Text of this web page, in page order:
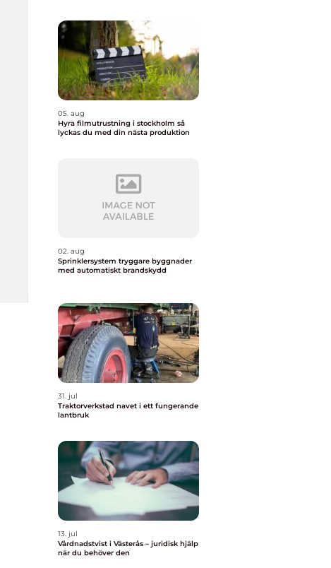
05. aug
Hyra filmutrustning i stockholm så
lyckas du med din nästa produktion
02. aug
Sprinklersystem tryggare byggnader
med automatiskt brandskydd
31. jul
Traktorverkstad navet i ett fungerande
lantbruk
13. jul
Vårdnadstvist i Västerås – juridisk hjälp
när du behöver den